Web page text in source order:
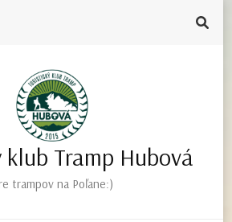
Tramp Hubová
trampov na Poľane:)